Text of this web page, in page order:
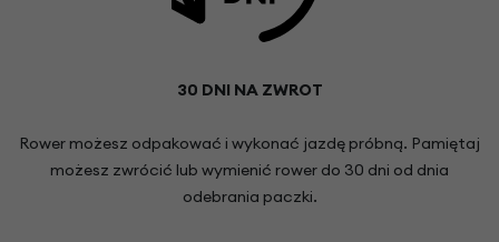
30 DNI NA ZWROT
Rower możesz odpakować i wykonać jazdę próbną. Pamiętaj
możesz zwrócić lub wymienić rower do 30 dni od dnia
odebrania paczki.